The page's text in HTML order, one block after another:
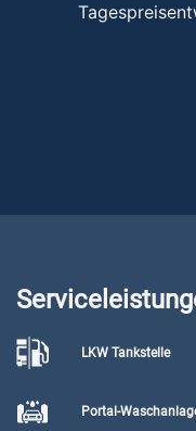
LKW Tankstelle
Portal-